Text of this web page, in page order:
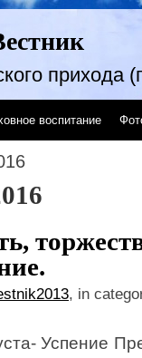
прихода
воспитание
, in
Успение